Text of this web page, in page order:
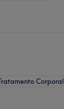
Corporal